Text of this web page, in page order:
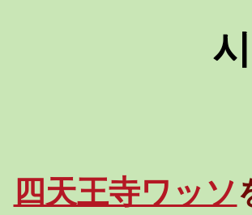
四天王寺ワッソ